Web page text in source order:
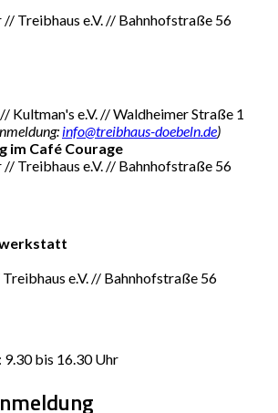
Treibhaus e.V. // Bahnhofstraße 56
Kultman's e.V. // Waldheimer Straße 1
info@treibhaus-doebeln.de)
im Café Courage
Treibhaus e.V. // Bahnhofstraße 56
e.V. // Bahnhofstraße 56
bis 16.30 Uhr